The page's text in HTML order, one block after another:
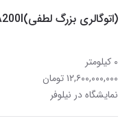
(اتوگالری بزرگ لطفی)Benz A200l
۰ کیلومتر
۱۲,۶۰۰,۰۰۰,۰۰۰ تومان
نمایشگاه در نیلوفر